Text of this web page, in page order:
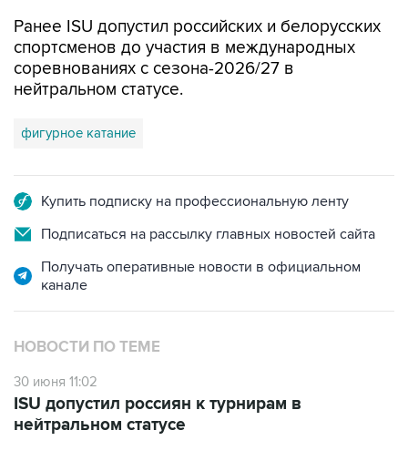
Ранее ISU допустил российских и белорусских
спортсменов до участия в международных
соревнованиях с сезона-2026/27 в
нейтральном статусе.
фигурное катание
Купить подписку на профессиональную ленту
Подписаться на рассылку главных новостей сайта
Получать оперативные новости в официальном
канале
НОВОСТИ ПО ТЕМЕ
30 июня 11:02
ISU допустил россиян к турнирам в
нейтральном статусе